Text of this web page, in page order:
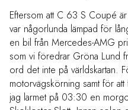
Eftersom att C 63 S Coupé
var någorlunda lämpad för
en bil från Mercedes-AMG
som vi föredrar Gröna Lund
ord det inte på världskartan.
motorvägskörning samt för
jag larmet på 03:30 en